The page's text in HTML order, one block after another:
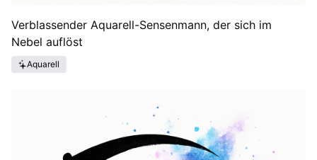
Verblassender Aquarell-Sensenmann, der sich im
Nebel auflöst
Aquarell